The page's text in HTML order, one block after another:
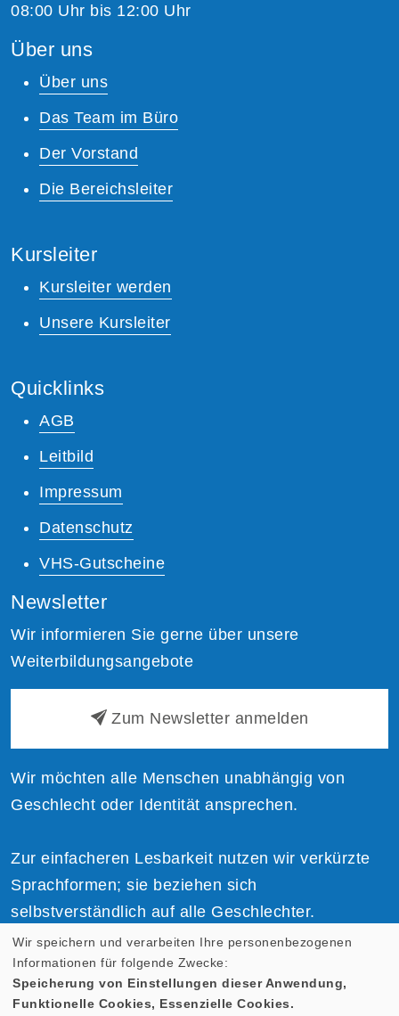
08:00 Uhr bis 12:00 Uhr
Über uns
Über uns
Das Team im Büro
Der Vorstand
Die Bereichsleiter
Kursleiter
Kursleiter werden
Unsere Kursleiter
Quicklinks
AGB
Leitbild
Impressum
Datenschutz
VHS-Gutscheine
Newsletter
Wir informieren Sie gerne über unsere
Weiterbildungsangebote
Zum Newsletter anmelden
Wir möchten alle Menschen unabhängig von
Geschlecht oder Identität ansprechen.
Zur einfacheren Lesbarkeit nutzen wir verkürzte
Sprachformen; sie beziehen sich
selbstverständlich auf alle Geschlechter.
Cookie Einstellungen
Wir speichern und verarbeiten Ihre personenbezogenen
Informationen für folgende Zwecke:
Speicherung von Einstellungen dieser Anwendung,
Funktionelle Cookies, Essenzielle Cookies.